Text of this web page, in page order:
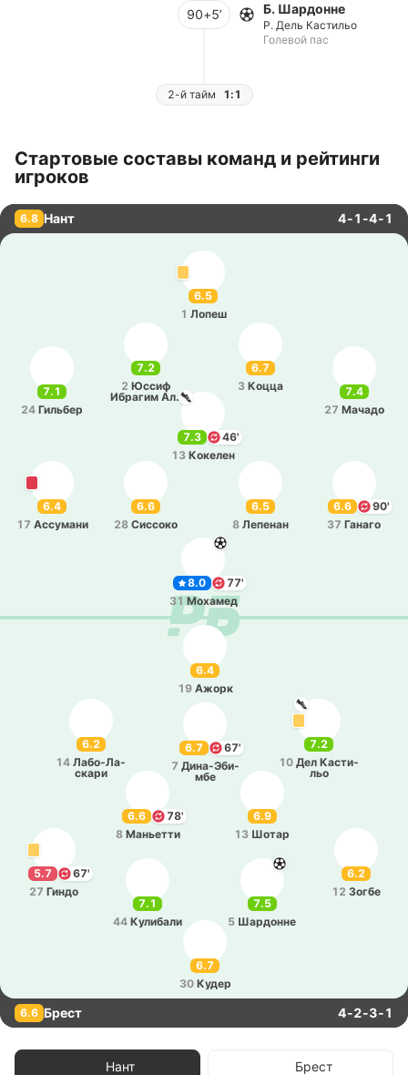
90+5’
Б. Шардонне
Р. Дель Кастильо
Голевой пас
2-й тайм 1:1
Стартовые составы команд и рейтинги
игроков
6.8 Нант 4-1-4-1
6.5
1 Лопеш
7.1
24 Ги­льбер
7.4
27 Мачадо
6.7
3 Коцца
7.2
2 Юссиф
Ибра­гим Аль
6.6
28 Си­ссо­ко
7.3
46'
13 Ко­ке­лен
6.6
90'
37 Ганаго
6.5
8 Ле­пе­нан
6.4
17 Ассу­ма­ни
8.0
77'
31 Мо­ха­мед
6.7
30 Кудер
7.5
5 Ша­рдо­нне
5.7
67'
27 Гиндо
7.1
44 Ку­ли­ба­ли
6.2
12 Зогбе
6.2
14 Ла­бо­-Ла­
ска­ри
6.9
13 Шотар
7.2
10 Дел Ка­сти­
льо
6.6
78'
8 Ма­нье­тти
6.7
67'
7 Ди­на­-Э­би­
мбе
6.4
19 Ажорк
6.6 Брест 4-2-3-1
Нант Брест